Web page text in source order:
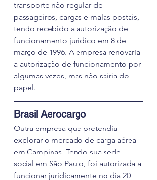
transporte não regular de
passageiros, cargas e malas postais,
tendo recebido a autorização de
funcionamento jurídico em 8 de
março de 1996. A empresa renovaria
a autorização de funcionamento por
algumas vezes, mas não sairia do
papel.
Brasil Aerocargo
Outra empresa que pretendia
explorar o mercado de carga aérea
em Campinas. Tendo sua sede
social em São Paulo, foi autorizada a
funcionar juridicamente no dia 20